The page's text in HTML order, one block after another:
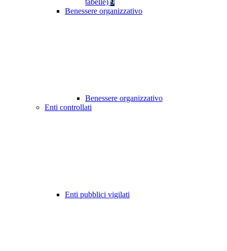
tabelle) 9
Benessere organizzativo
Benessere organizzativo
Enti controllati
Enti pubblici vigilati